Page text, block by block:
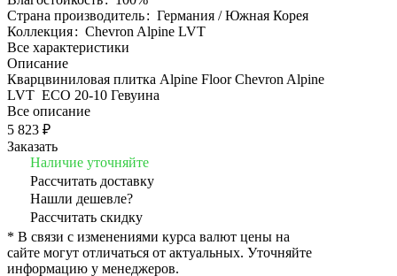
Страна производитель: Германия / Южная Корея
Коллекция: Chevron Alpine LVT
Все характеристики
Описание
Кварцвиниловая плитка Alpine Floor Chevron Alpine
LVT ECO 20-10 Гевуина
Все описание
5 823 ₽
Заказать
Наличие уточняйте
Рассчитать доставку
Нашли дешевле?
Рассчитать скидку
* В связи с изменениями курса валют цены на
сайте могут отличаться от актуальных. Уточняйте
информацию у менеджеров.